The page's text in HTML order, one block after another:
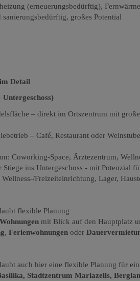
(erneuerungsbedürftig),
sanierungsbedürftig, großes Potential
Detail
Untergeschoss)
– direkt im Ortszentrum mit
– Café, Restaurant oder
Coworking-Space, Ärztezentrum,
ins Untergeschoss - mit Potenzial
Freizeiteinrichtung, Lager,
flexible Planung
mit Blick auf den Hauptplatz
, Ferienwohnungen oder
auch hier eine flexible Planung für
Stadtzentrum Mariazells,